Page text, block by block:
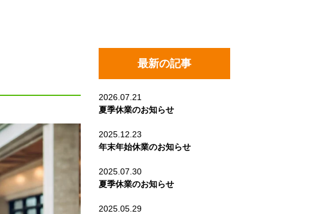
最新の記事
2026.07.21
夏季休業のお知らせ
2025.12.23
年末年始休業のお知らせ
2025.07.30
夏季休業のお知らせ
2025.05.29